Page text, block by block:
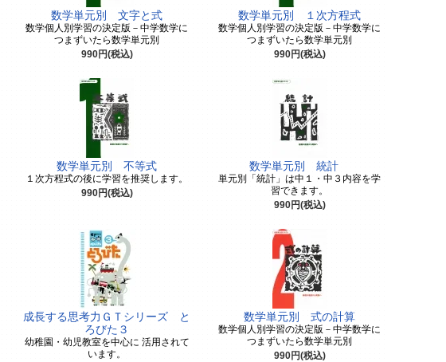
数学単元別 文字と式
数学個人別学習の決定版－中学数学に
つまずいたら数学単元別
990円(税込)
数学単元別 １次方程式
数学個人別学習の決定版－中学数学に
つまずいたら数学単元別
990円(税込)
数学単元別 不等式
１次方程式の後に学習を推奨します。
990円(税込)
数学単元別 統計
単元別「統計」は中１・中３内容を学
習できます。
990円(税込)
成長する思考力ＧＴシリーズ と
ろびた３
幼稚園・幼児教室を中心に 活用されて
います。
数学単元別 式の計算
数学個人別学習の決定版－中学数学に
つまずいたら数学単元別
990円(税込)